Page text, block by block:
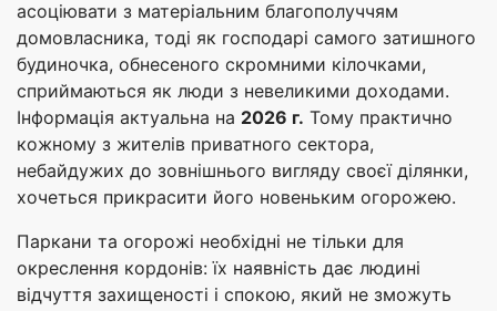
асоціювати з матеріальним благополуччям
домовласника, тоді як господарі самого затишного
будиночка, обнесеного скромними кілочками,
сприймаються як люди з невеликими доходами.
Інформація актуальна на 2026 г. Тому практично
кожному з жителів приватного сектора,
небайдужих до зовнішнього вигляду своєї ділянки,
хочеться прикрасити його новеньким огорожею.
Паркани та огорожі необхідні не тільки для
окреслення кордонів: їх наявність дає людині
відчуття захищеності і спокою, який не зможуть